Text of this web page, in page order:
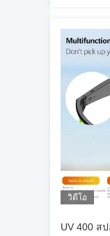
วิดีโอ
UV 400 ส